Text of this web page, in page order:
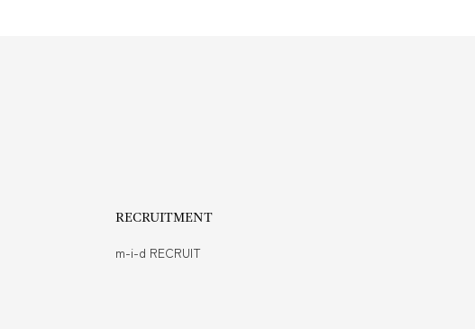
RECRUITMENT
m-i-d RECRUIT